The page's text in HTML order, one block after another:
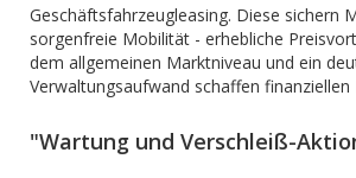
Geschäftsfahrzeugleasing. Diese sichern
sorgenfreie Mobilität - erhebliche
dem allgemeinen Marktniveau und ein
Verwaltungsaufwand schaffen finanziellen
"Wartung und Verschleiß-